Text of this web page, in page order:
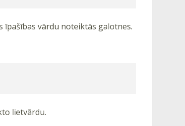
īpašības vārdu noteiktās galotnes.
lietvārdu.